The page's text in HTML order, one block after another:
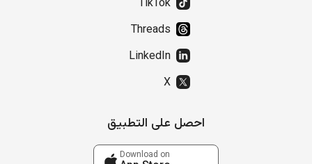
TikTok
Threads
LinkedIn
X
احصل على التطبيق
Download on